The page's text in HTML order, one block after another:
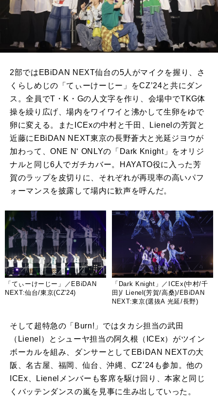
2部では EBiDAN NEXT仙台の5人がマイクを握り、さ
くらしめじの「てぃーけーじー」をCZ’24と共にダン
ス。全員でT ・ K ・ Gの人文字を作り、会場中でTKG体
操を繰り広げ、場内をワイワイと沸かして生卵をゆで
卵に変える。また ICExの中村と千田、 Lienelの芳賀と
近藤に EBiDAN NEXT東京の長野蒼大と光延ジヨウが
加わって、ONE N ‘ ONLYの「 Dark Knight」をオリジ
ナルと同じ6 人でガチカバー。 HAYATO役に入った芳
賀のラップを皮切りに、それぞれが再現率の高いパフ
ォーマンスを披露して場内に歓声を呼んだ。
「てぃーけーじー」／EBiDAN
NEXT:仙台/東京(CZ'24)
「Dark Knight」／ICEx(中村/千
田)/ Lienel(芳賀/高桑)/EBiDAN
NEXT:東京(選抜A 光延/⻑野)
そして超特急の「 Burn! 」ではタカシ担当の武田
（ Lienel ）とシューヤ担当の阿久根（ ICEx）がツイン
ボーカルを組み、ダンサーとして EBiDAN NEXTの大
阪、名古屋、福岡、仙台、沖縄、 CZ’24 も参加。他の
ICEx
Lienel メンバーも客席を駆け回り、本家と同じ
くバッテンダンスの嵐を見事に生み出していった。